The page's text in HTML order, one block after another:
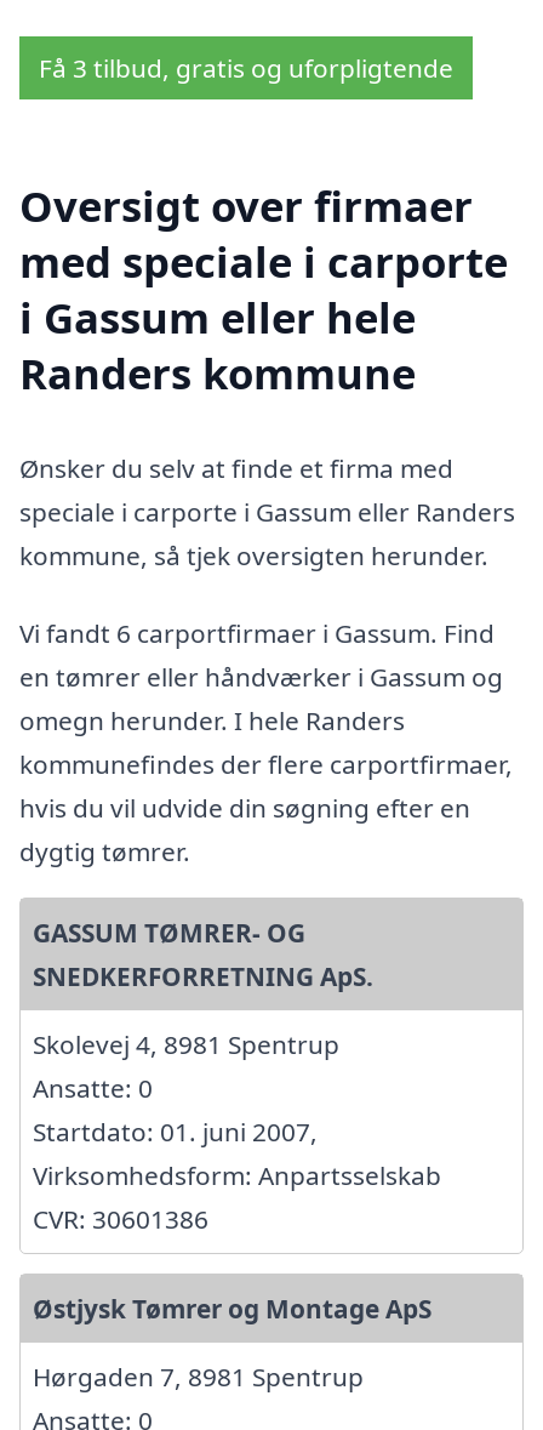
Få 3 tilbud, gratis og uforpligtende
Oversigt over firmaer
med speciale i carporte
i Gassum eller hele
Randers kommune
Ønsker du selv at finde et firma med
speciale i carporte i Gassum eller Randers
kommune, så tjek oversigten herunder.
Vi fandt 6 carportfirmaer i Gassum. Find
en tømrer eller håndværker i Gassum og
omegn herunder. I hele Randers
kommunefindes der flere carportfirmaer,
hvis du vil udvide din søgning efter en
dygtig tømrer.
GASSUM TØMRER- OG
SNEDKERFORRETNING ApS.
Skolevej 4, 8981 Spentrup
Ansatte: 0
Startdato: 01. juni 2007,
Virksomhedsform: Anpartsselskab
CVR: 30601386
Østjysk Tømrer og Montage ApS
Hørgaden 7, 8981 Spentrup
Ansatte: 0